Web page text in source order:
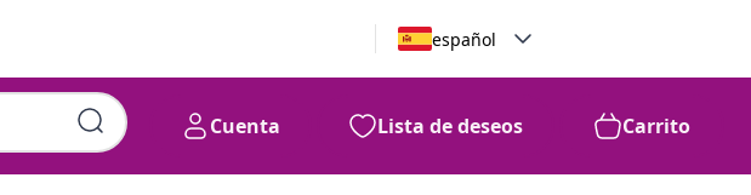
español
Cuenta Lista de deseos Carrito